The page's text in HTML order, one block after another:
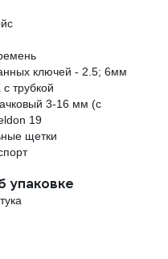
ключей - 2.5; 6мм
трубкой
3-16 мм (с
19
щетки
упаковке